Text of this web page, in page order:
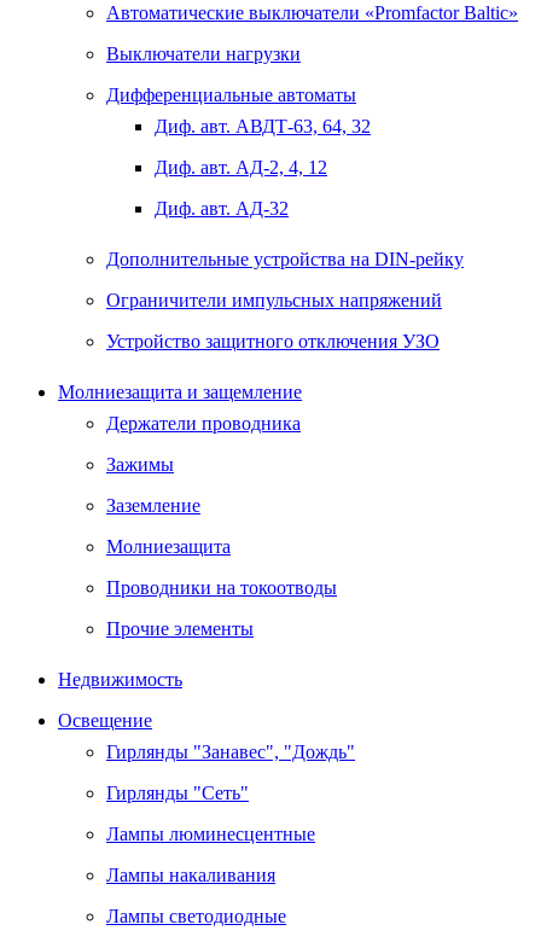
Автоматические выключатели «Promfactor Baltic»
Выключатели нагрузки
Дифференциальные автоматы
Диф. авт. АВДТ-63, 64, 32
Диф. авт. АД-2, 4, 12
Диф. авт. АД-32
Дополнительные устройства на DIN-рейку
Ограничители импульсных напряжений
Устройство защитного отключения УЗО
Молниезащита и защемление
Держатели проводника
Зажимы
Заземление
Молниезащита
Проводники на токоотводы
Прочие элементы
Недвижимость
Освещение
Гирлянды "Занавес", "Дождь"
Гирлянды "Сеть"
Лампы люминесцентные
Лампы накаливания
Лампы светодиодные